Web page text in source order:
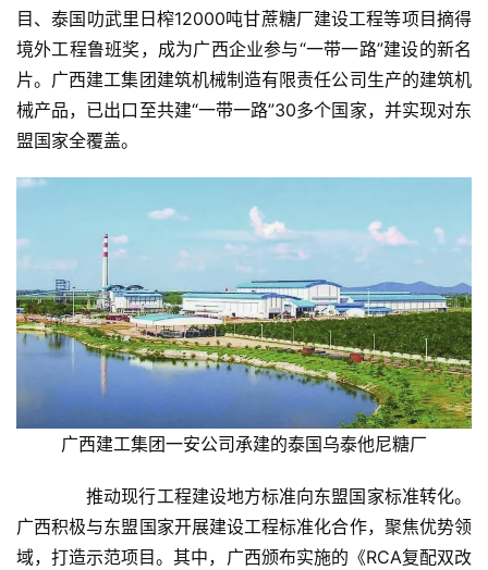
首
目、泰国叻武里日榨12000吨甘蔗糖厂建设工程等项目摘得
境外工程鲁班奖，成为广西企业参与“一带一路”建设的新名
片。广西建工集团建筑机械制造有限责任公司生产的建筑机
械产品，已出口至共建“一带一路”30多个国家，并实现对东
盟国家全覆盖。
广西建工集团一安公司承建的泰国乌泰他尼糖厂
推动现行工程建设地方标准向东盟国家标准转化。
广西积极与东盟国家开展建设工程标准化合作，聚焦优势领
域，打造示范项目。其中，广西颁布实施的《RCA复配双改